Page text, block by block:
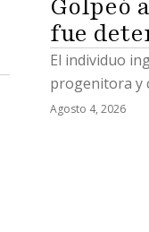
fue
El individuo
progenitora y
Agosto 4, 2026